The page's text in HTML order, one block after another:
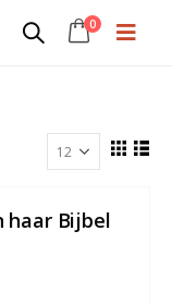
0
haar Bijbel